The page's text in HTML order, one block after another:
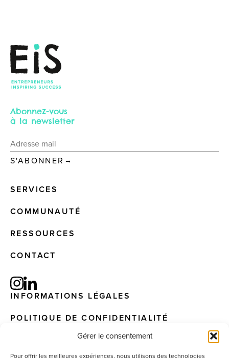
Gérer le consentement
Pour offrir les meilleures expériences, nous utilisons des technologies
Abonnez-vous
à la newsletter
→
SERVICES
COMMUNAUTÉ
RESSOURCES
CONTACT
INFORMATIONS LÉGALES
POLITIQUE DE CONFIDENTIALITÉ